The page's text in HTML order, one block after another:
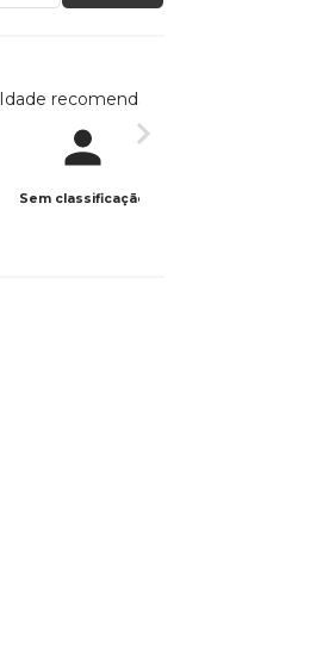
Idade recomendada
Sem classificação